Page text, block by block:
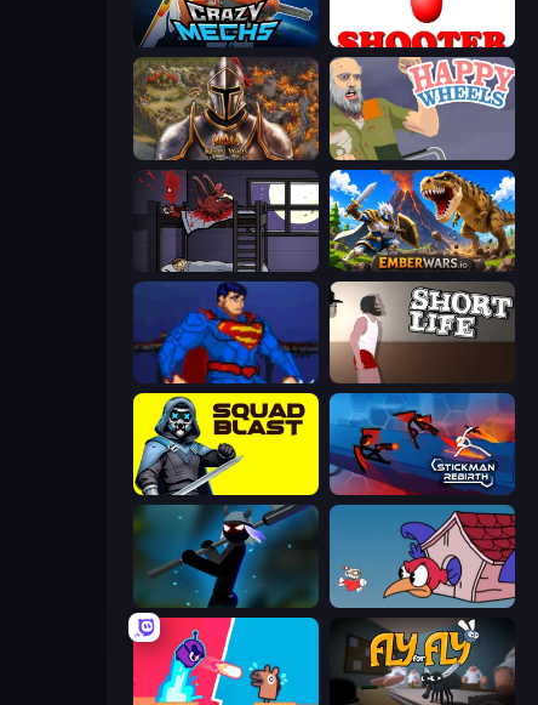
Crazy Mechs Apple Shooter
Khan Wars Happy Wheels
The Visitor EmberWars.io
Injustice Gods Among Us Short Life
SquadBlast Stickman Rebirth
Stickman Weapon Master Cuphead